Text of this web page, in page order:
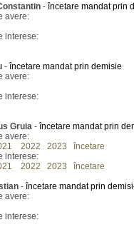
- încetare mandat prin
avere:
interese:
- încetare mandat prin demisie
avere:
interese:
Gruia - încetare mandat prin
avere:
2022 2023
încetare
interese:
2022 2023
încetare
- încetare mandat prin
avere:
interese: